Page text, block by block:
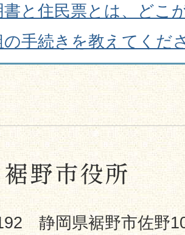
書と住民票とは、どこ
の手続きを教えてくだ
静岡県裾野市佐野